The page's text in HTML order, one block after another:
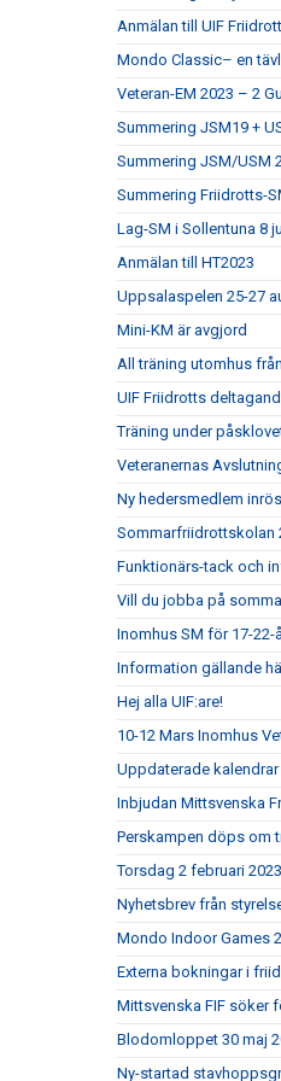
Anmälan till UIF
Mondo Classic– en
Veteran-EM 2023 – 2
Summering JSM19 +
Summering JSM/USM
Summering Friidrotts-
Lag-SM i Sollentuna 8
Anmälan till HT2023
Uppsalaspelen 25-27
Mini-KM är avgjord
All träning utomhus
UIF Friidrotts
Träning under
Veteranernas
Ny hedersmedlem
Sommarfriidrottskolan
Funktionärs-tack och
Vill du jobba på
Inomhus SM för 17-22-
Information gällande
Hej alla UIF:are!
10-12 Mars Inomhus
Uppdaterade kalendrar
Inbjudan Mittsvenska
Perskampen döps om
Torsdag 2 februari 2023
Nyhetsbrev från
Mondo Indoor Games
Externa bokningar i
Mittsvenska FIF söker
Blodomloppet 30 maj
Ny-startad